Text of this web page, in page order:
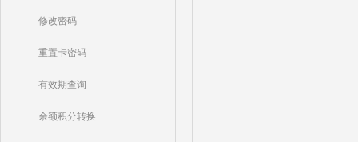
修改密码
重置卡密码
有效期查询
余额积分转换